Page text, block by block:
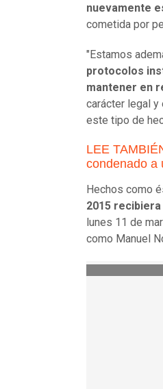
nuevamente
cometida por
"Estamos
protocolos
mantener en
carácter legal y
este tipo de
LEE
condenado a
Hechos como
2015
lunes 11 de
como Manuel